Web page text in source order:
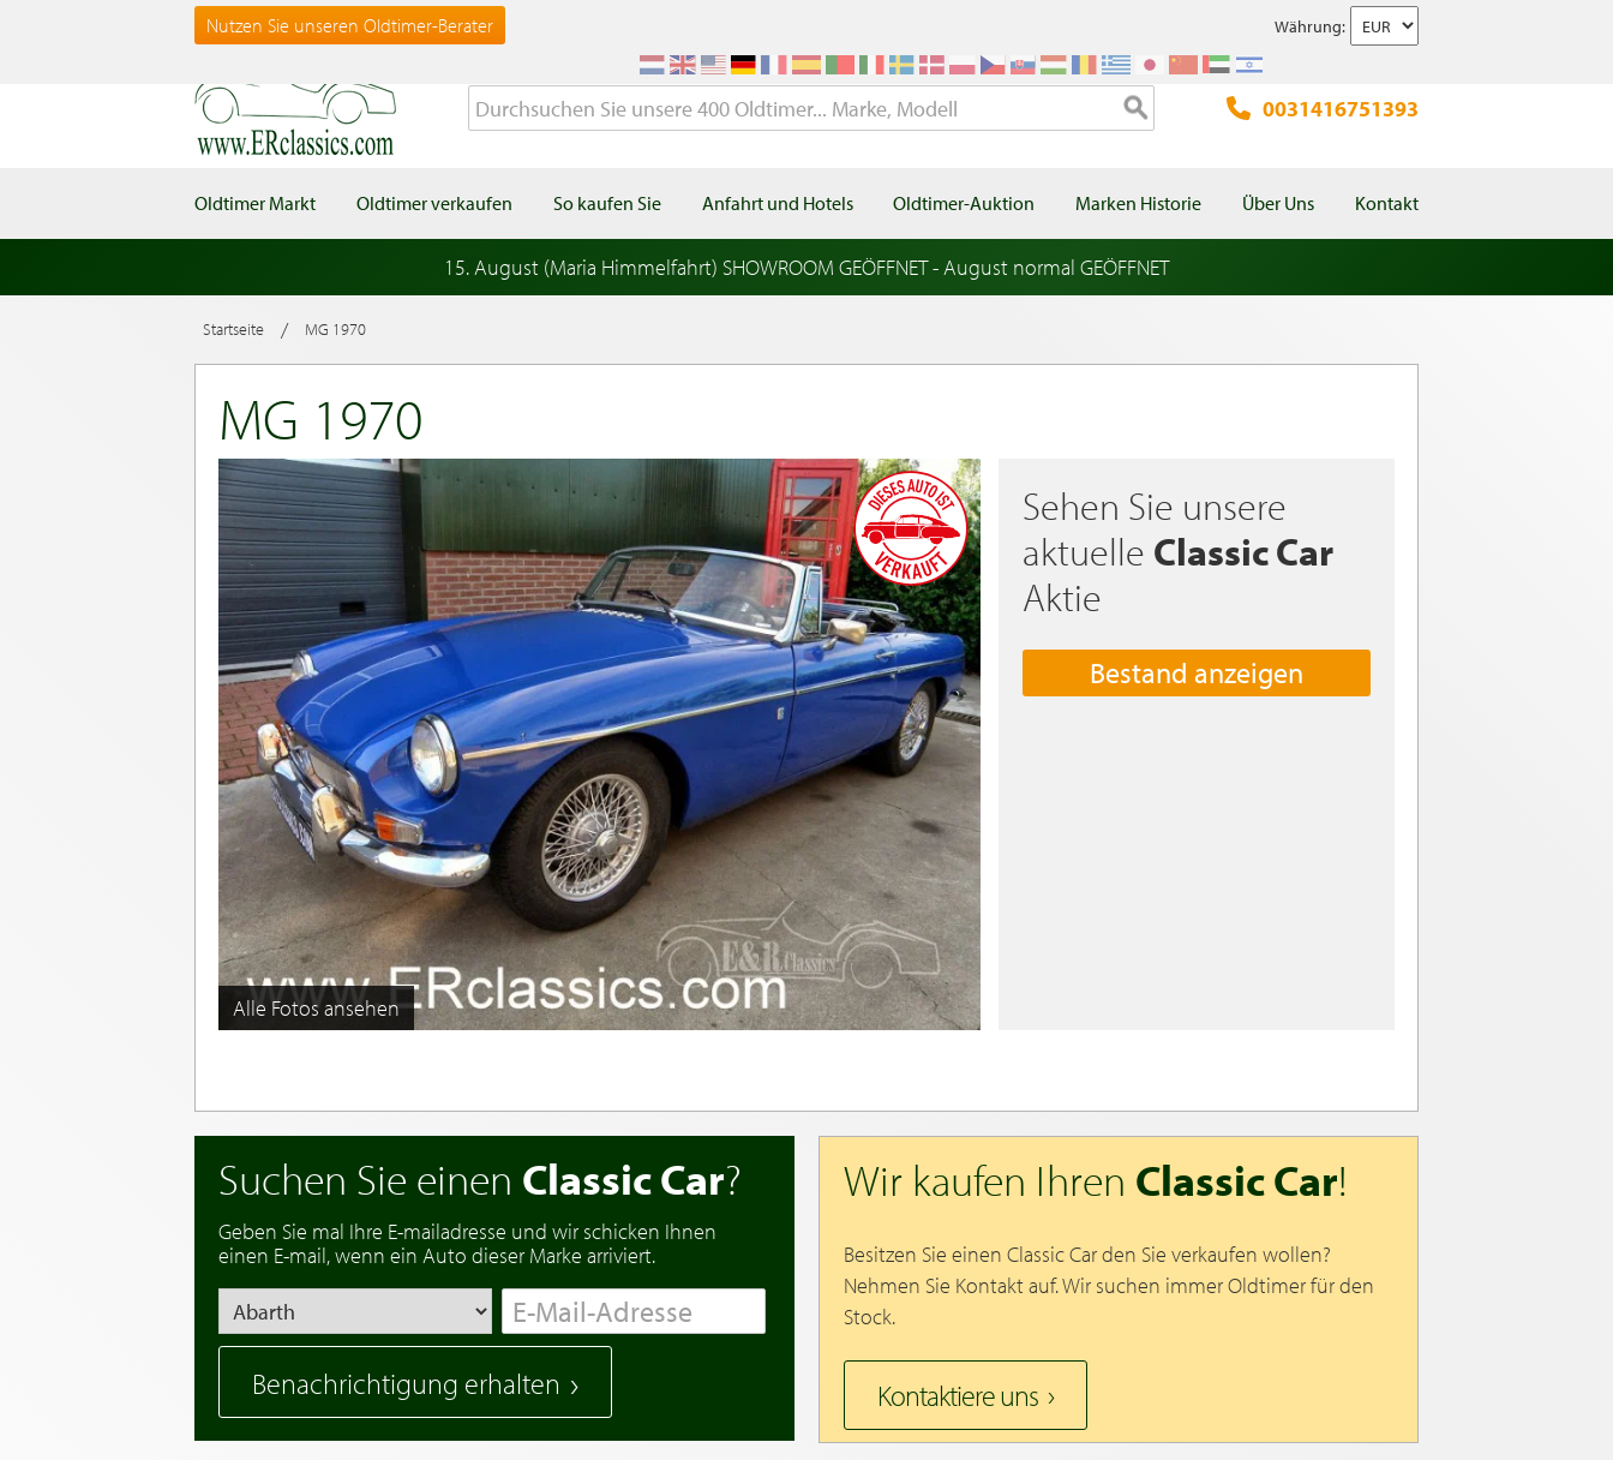
Nutzen Sie unseren Oldtimer-Berater Währung:
0031416751393
Oldtimer Markt Oldtimer verkaufen So kaufen Sie Anfahrt und Hotels Oldtimer-Auktion Marken Historie Über Uns Kontakt
15. August (Maria Himmelfahrt) SHOWROOM GEÖFFNET - August normal GEÖFFNET
Startseite / MG 1970
MG 1970
Alle Fotos ansehen
Sehen Sie unsere
aktuelle Classic Car
Aktie
Bestand anzeigen
Suchen Sie einen Classic Car?
Geben Sie mal Ihre E-mailadresse und wir schicken Ihnen
einen E-mail, wenn ein Auto dieser Marke arriviert.
Benachrichtigung erhalten
Wir kaufen Ihren Classic Car!
Besitzen Sie einen Classic Car den Sie verkaufen wollen?
Nehmen Sie Kontakt auf. Wir suchen immer Oldtimer für den
Stock.
Kontaktiere uns